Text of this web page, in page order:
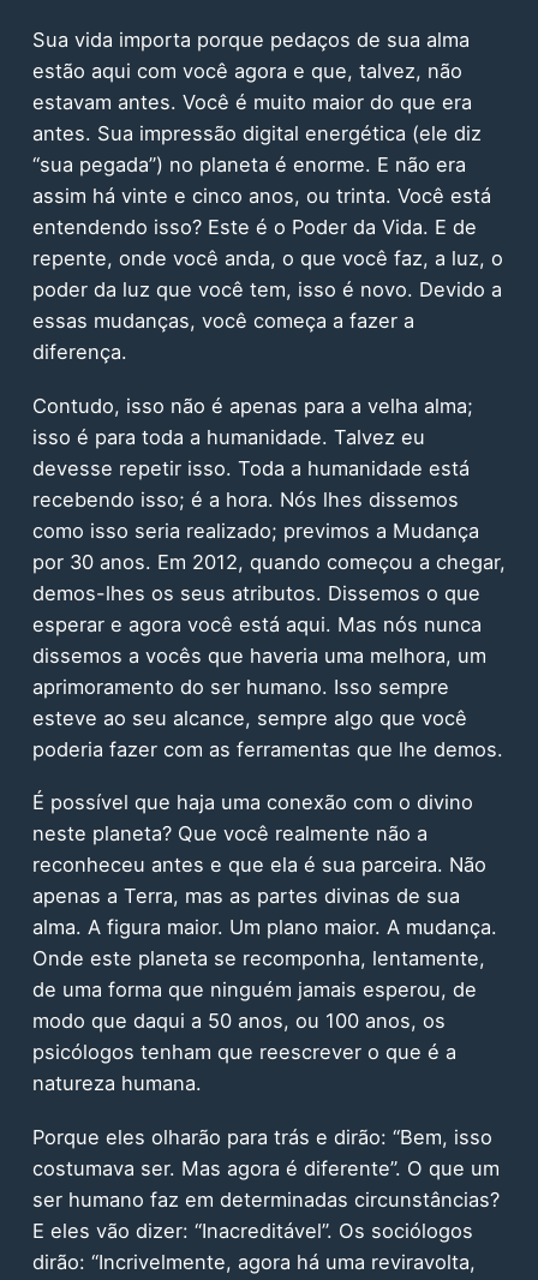
Sua vida importa porque pedaços de sua alma
estão aqui com você agora e que, talvez, não
estavam antes. Você é muito maior do que era
antes. Sua impressão digital energética (ele diz
“sua pegada”) no planeta é enorme. E não era
assim há vinte e cinco anos, ou trinta. Você está
entendendo isso? Este é o Poder da Vida. E de
repente, onde você anda, o que você faz, a luz, o
poder da luz que você tem, isso é novo. Devido a
essas mudanças, você começa a fazer a
diferença.
Contudo, isso não é apenas para a velha alma;
isso é para toda a humanidade. Talvez eu
devesse repetir isso. Toda a humanidade está
recebendo isso; é a hora. Nós lhes dissemos
como isso seria realizado; previmos a Mudança
por 30 anos. Em 2012, quando começou a chegar,
demos-lhes os seus atributos. Dissemos o que
esperar e agora você está aqui. Mas nós nunca
dissemos a vocês que haveria uma melhora, um
aprimoramento do ser humano. Isso sempre
esteve ao seu alcance, sempre algo que você
poderia fazer com as ferramentas que lhe demos.
É possível que haja uma conexão com o divino
neste planeta? Que você realmente não a
reconheceu antes e que ela é sua parceira. Não
apenas a Terra, mas as partes divinas de sua
alma. A figura maior. Um plano maior. A mudança.
Onde este planeta se recomponha, lentamente,
de uma forma que ninguém jamais esperou, de
modo que daqui a 50 anos, ou 100 anos, os
psicólogos tenham que reescrever o que é a
natureza humana.
Porque eles olharão para trás e dirão: “Bem, isso
costumava ser. Mas agora é diferente”. O que um
ser humano faz em determinadas circunstâncias?
E eles vão dizer: “Inacreditável”. Os sociólogos
dirão: “Incrivelmente, agora há uma reviravolta,